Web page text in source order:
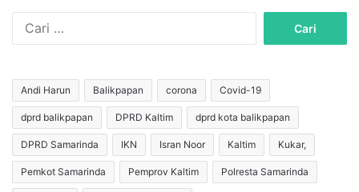
u
n
t
u
k
:
Andi Harun Balikpapan corona Covid-19
dprd balikpapan DPRD Kaltim dprd kota balikpapan
DPRD Samarinda IKN Isran Noor Kaltim Kukar,
Pemkot Samarinda Pemprov Kaltim Polresta Samarinda